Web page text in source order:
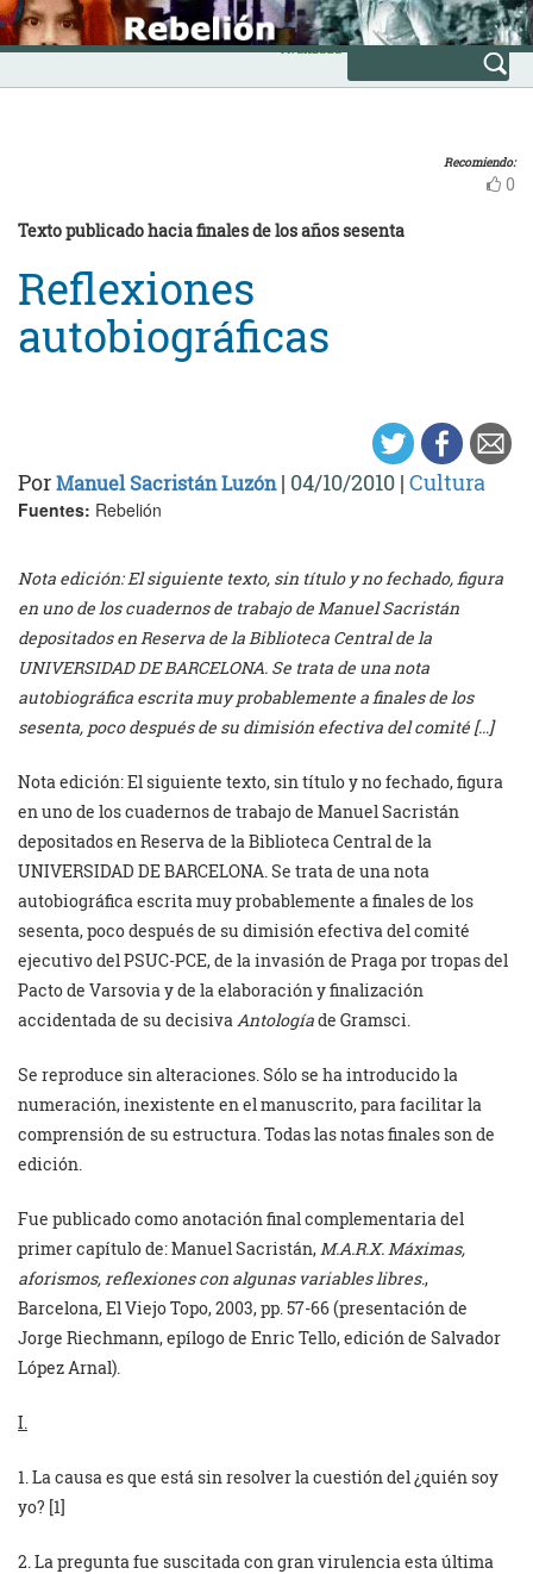
Skip
to
content
INICIO
Avanzada
Recomiendo:
0
Texto publicado hacia finales de los años sesenta
Reflexiones
autobiográficas
PorManuel Sacristán Luzón| 04/10/2010 | Cultura
Fuentes: Rebelión
Nota edición: El siguiente texto, sin título y no fechado, figura
en uno de los cuadernos de trabajo de Manuel Sacristán
depositados en Reserva de la Biblioteca Central de la
UNIVERSIDAD DE BARCELONA. Se trata de una nota
autobiográfica escrita muy probablemente a finales de los
sesenta, poco después de su dimisión efectiva del comité […]
Nota edición: El siguiente texto, sin título y no fechado, figura
en uno de los cuadernos de trabajo de Manuel Sacristán
depositados en Reserva de la Biblioteca Central de la
UNIVERSIDAD DE BARCELONA. Se trata de una nota
autobiográfica escrita muy probablemente a finales de los
sesenta, poco después de su dimisión efectiva del comité
ejecutivo del PSUC-PCE, de la invasión de Praga por tropas del
Pacto de Varsovia y de la elaboración y finalización
accidentada de su decisiva Antologíade Gramsci.
Se reproduce sin alteraciones. Sólo se ha introducido la
numeración, inexistente en el manuscrito, para facilitar la
comprensión de su estructura. Todas las notas finales son de
edición.
Fue publicado como anotación final complementaria del
primer capítulo de: Manuel Sacristán, M.A.R.X. Máximas,
aforismos, reflexiones con algunas variables libres.,
Barcelona, El Viejo Topo, 2003, pp. 57-66 (presentación de
Jorge Riechmann, epílogo de Enric Tello, edición de Salvador
López Arnal).
I.
1. La causa es que está sin resolver la cuestión del ¿quién soy
yo? [1]
2. La pregunta fue suscitada con gran virulencia esta última